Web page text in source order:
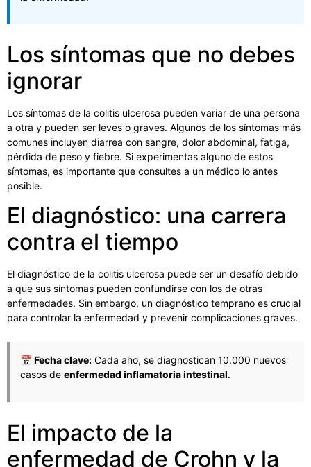
Los síntomas que no debes
ignorar
Los síntomas de la colitis ulcerosa pueden variar de una persona
a otra y pueden ser leves o graves. Algunos de los síntomas más
comunes incluyen diarrea con sangre, dolor abdominal, fatiga,
pérdida de peso y fiebre. Si experimentas alguno de estos
síntomas, es importante que consultes a un médico lo antes
posible.
El diagnóstico: una carrera
contra el tiempo
El diagnóstico de la colitis ulcerosa puede ser un desafío debido
a que sus síntomas pueden confundirse con los de otras
enfermedades. Sin embargo, un diagnóstico temprano es crucial
para controlar la enfermedad y prevenir complicaciones graves.
📅 Fecha clave: Cada año, se diagnostican 10.000 nuevos
casos de enfermedad inflamatoria intestinal.
El impacto de la
enfermedad de Crohn y la